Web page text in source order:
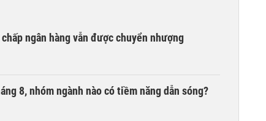
ngân hàng vẫn được chuyển nhượng
8, nhóm ngành nào có tiềm năng dẫn sóng?